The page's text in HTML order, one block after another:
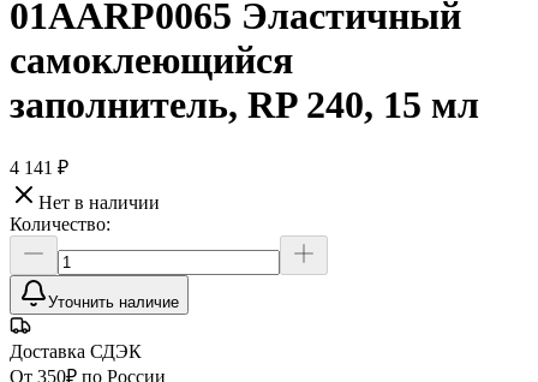
01AARP0065 Эластичный
самоклеющийся
заполнитель, RP 240, 15 мл
4 141 ₽
Нет в наличии
Количество:
Уточнить наличие
Доставка СДЭК
От 350₽ по России